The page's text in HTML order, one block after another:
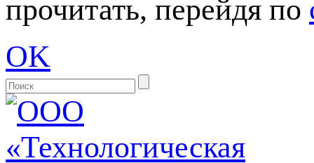
прочитать, перейдя по
OK